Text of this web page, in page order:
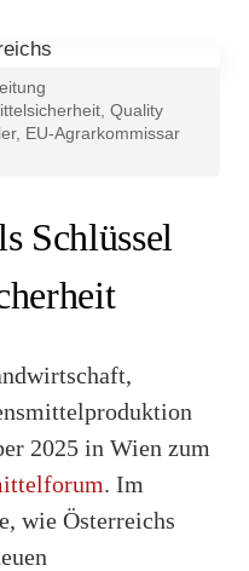
Quality
EU-Agrarkommissar
Schlüssel
2025 in Wien zum
. Im
wie Österreichs